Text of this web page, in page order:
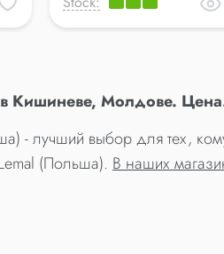
Кишиневе, Молдове.
- лучший выбор для тех,
(Польша). В наших